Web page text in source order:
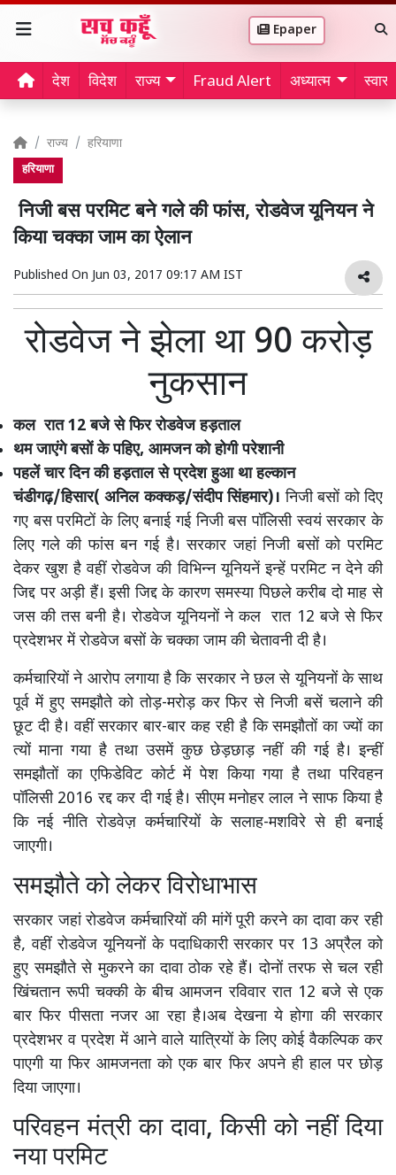
Epaper
देश विदेश राज्य Fraud Alert अध्यात्म
राज्य हरियाणा
हरियाणा
निजी बस परमिट बने गले की फांस, रोडवेज यूनियन ने
किया चक्का जाम का ऐलान
Published On Jun 03, 2017 09:17 AM IST
रोडवेज ने झेला था 90 करोड़
नुकसान
कल रात 12 बजे से फिर रोडवेज हड़ताल
थम जाएंगे बसों के पहिए, आमजन को होगी परेशानी
पहलें चार दिन की हड़ताल से प्रदेश हुआ था हल्कान
चंडीगढ़/हिसार( अनिल कक्कड़/संदीप सिंहमार)। निजी बसों को दिए
गए बस परमिटों के लिए बनाई गई निजी बस पॉलिसी स्वयं सरकार के
लिए गले की फांस बन गई है। सरकार जहां निजी बसों को परमिट
देकर खुश है वहीं रोडवेज की विभिन्न यूनियनें इन्हें परमिट न देने की
जिद्द पर अड़ी हैं। इसी जिद्द के कारण समस्या पिछले करीब दो माह से
जस की तस बनी है। रोडवेज यूनियनों ने कल रात 12 बजे से फिर
प्रदेशभर में रोडवेज बसों के चक्का जाम की चेतावनी दी है।
कर्मचारियों ने आरोप लगाया है कि सरकार ने छल से यूनियनों के साथ
पूर्व में हुए समझौते को तोड़-मरोड़ कर फिर से निजी बसें चलाने की
छूट दी है। वहीं सरकार बार-बार कह रही है कि समझौतों का ज्यों का
त्यों माना गया है तथा उसमें कुछ छेड़छाड़ नहीं की गई है। इन्हीं
समझौतों का एफिडेविट कोर्ट में पेश किया गया है तथा परिवहन
पॉलिसी 2016 रद्द कर दी गई है। सीएम मनोहर लाल ने साफ किया है
कि नई नीति रोडवेज़ कर्मचारियों के सलाह-मशविरे से ही बनाई
जाएगी।
समझौते को लेकर विरोधाभास
सरकार जहां रोडवेज कर्मचारियों की मांगें पूरी करने का दावा कर रही
है, वहीं रोडवेज यूनियनों के पदाधिकारी सरकार पर 13 अप्रैल को
हुए समझौते से मुकरने का दावा ठोक रहे हैं। दोनों तरफ से चल रही
खिंचतान रूपी चक्की के बीच आमजन रविवार रात 12 बजे से एक
बार फिर पीसता नजर आ रहा है।अब देखना ये होगा की सरकार
प्रदेशभर व प्रदेश में आने वाले यात्रियों के लिए कोई वैकल्पिक कर
पाएगी या फिर आमजनता को एक बार फिर अपने ही हाल पर छोड़
दिया जाएगा।
परिवहन मंत्री का दावा, किसी को नहीं दिया
नया परमिट